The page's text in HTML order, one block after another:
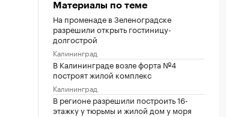
Материалы по теме
На променаде в Зеленоградске
разрешили открыть гостиницу-
долгострой
Калининград
В Калининграде возле форта №4
построят жилой комплекс
Калининград
В регионе разрешили построить 16-
этажку у тюрьмы и жилой дом у моря